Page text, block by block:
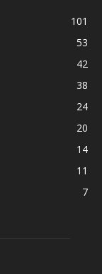
101
53
42
38
24
20
14
11
7